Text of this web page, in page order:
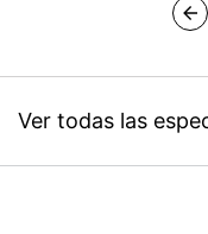
Ver todas las